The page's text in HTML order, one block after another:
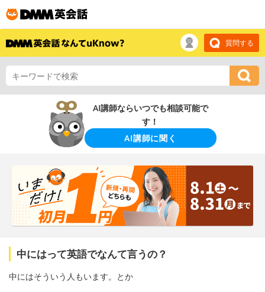
質問する
AI講師ならいつでも相談可能で
す！
AI講師に聞く
中にはって英語でなんて言うの？
中にはそういう人もいます。とか